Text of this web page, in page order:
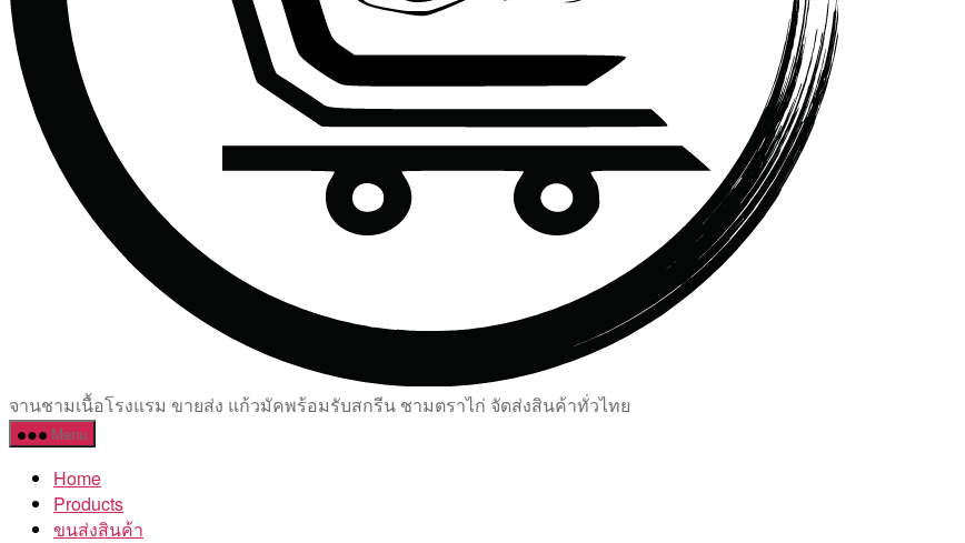
จานชามเนื้อโรงแรม ขายส่ง แก้วมัคพร้อมรับสกรีน ชามตราไก่ จัดส่งสินค้าทั่วไทย
Menu
Home
Products
ขนส่งสินค้า